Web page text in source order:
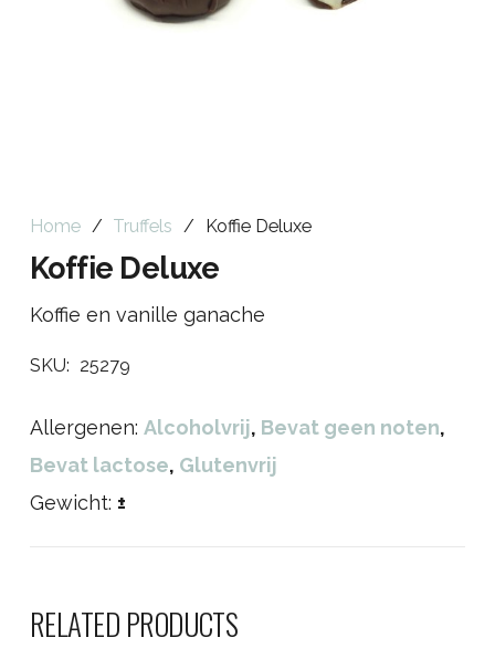
Home / Truffels / Koffie Deluxe
Koffie Deluxe
Koffie en vanille ganache
SKU: 25279
Allergenen: Alcoholvrij, Bevat geen noten,
Bevat lactose, Glutenvrij
Gewicht: ±
RELATED PRODUCTS